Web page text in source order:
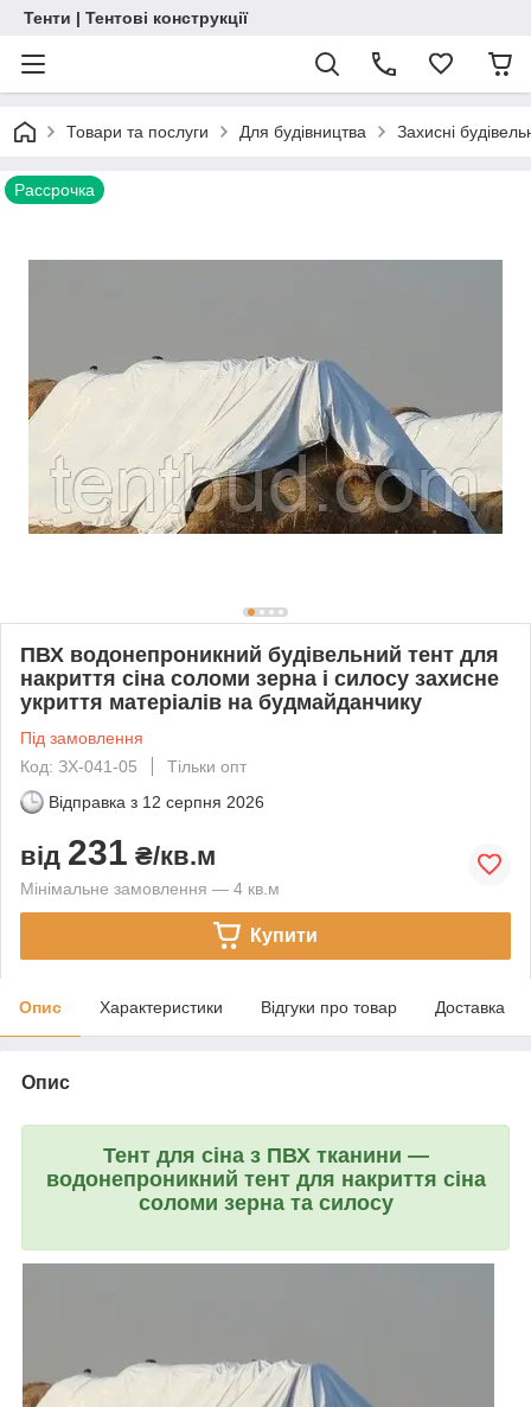
Тенти | Тентові конструкції
Товари та послуги Для будівництва Захисні
Рассрочка
ПВХ водонепроникний будівельний тент для
накриття сіна соломи зерна і силосу захисне
укриття матеріалів на будмайданчику
Під замовлення
Код: ЗХ-041-05
Тільки опт
Відправка з 12 серпня 2026
від 231 ₴/кв.м
Мінімальне замовлення — 4 кв.м
Купити
Опис Характеристики Відгуки про товар Доставка
Опис
Тент для сіна з ПВХ тканини —
водонепроникний тент для накриття сіна
соломи зерна та силосу